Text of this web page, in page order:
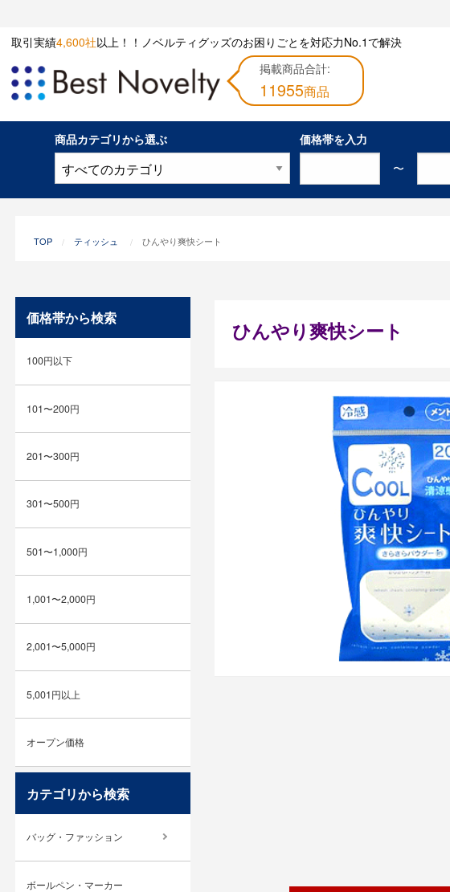
取引実績4,600社以上！！ノベルティグッズのお困りごとを対応力No.1で解決
掲載商品合計:
11955商品
商品カテゴリから選ぶ
価格帯を入力
〜
TOP ティッシュ ひんやり爽快シート
ひんやり爽快シート
価格帯から検索
100円以下
101〜200円
201〜300円
301〜500円
501〜1,000円
1,001〜2,000円
2,001〜5,000円
5,001円以上
オープン価格
カテゴリから検索
バッグ・ファッション
ボールペン・マーカー